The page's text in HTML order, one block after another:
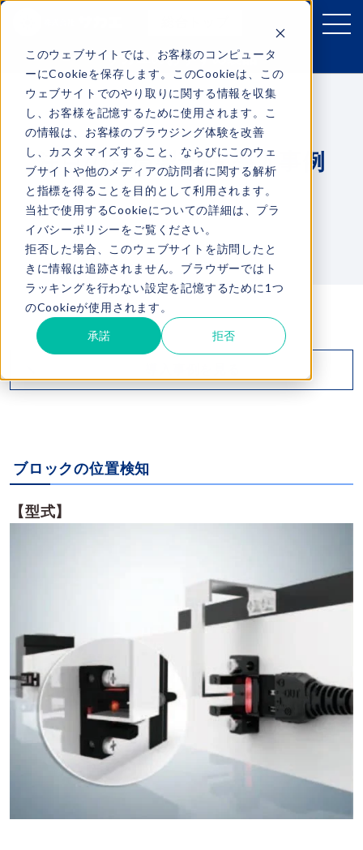
このウェブサイトでは、お客様のコンピュータ
ーにCookieを保存します。このCookieは、この
ウェブサイトでのやり取りに関する情報を収集
し、お客様を記憶するために使用されます。こ
の情報は、お客様のブラウジング体験を改善
し、カスタマイズすること、ならびにこのウェ
ブサイトや他のメディアの訪問者に関する解析
と指標を得ることを目的として利用されます。
当社で使用するCookieについての詳細は、プラ
イバシーポリシーをご覧ください。
拒否した場合、このウェブサイトを訪問したと
きに情報は追跡されません。ブラウザーではト
ラッキングを行わない設定を記憶するために1つ
のCookieが使用されます。
承諾 拒否
サカエのおすすめ製品
RIKO
商品ラインナップ
ダウンロード
導入事例
お問い合わせ
注目の台湾製部品 導入事例
ブロックの位置検知
【型式】